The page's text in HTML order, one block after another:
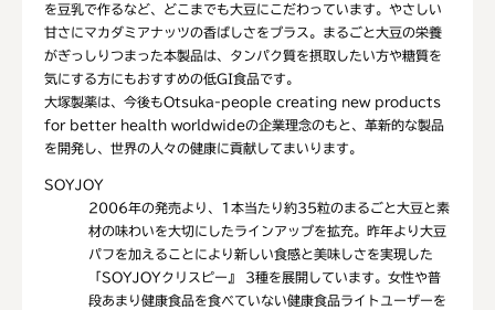
を豆乳で作るなど、どこまでも大豆にこだわっています。やさしい
甘さにマカダミアナッツの香ばしさをプラス。まるごと大豆の栄養
がぎっしりつまった本製品は、タンパク質を摂取したい方や糖質を
気にする方にもおすすめの低GI食品です。
大塚製薬は、今後もOtsuka-people creating new products
for better health worldwideの企業理念のもと、革新的な製品
を開発し、世界の人々の健康に貢献してまいります。
SOYJOY
2006年の発売より、1本当たり約35粒のまるごと大豆と素
材の味わいを大切にしたラインアップを拡充。昨年より大豆
パフを加えることにより新しい食感と美味しさを実現した
「SOYJOYクリスピー』 3種を展開しています。女性や普
段あまり健康食品を食べていない健康食品ライトユーザーを